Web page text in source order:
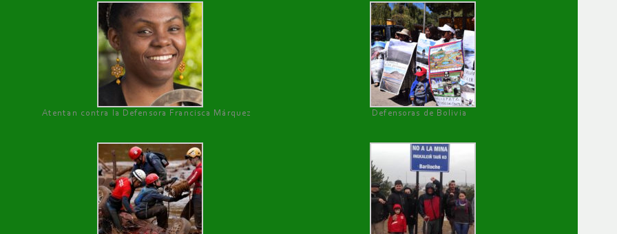
Atentan contra la Defensora Francisca Márquez Defensoras de Bolivia